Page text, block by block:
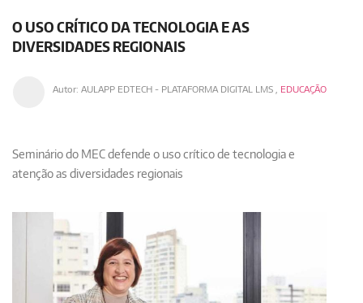
O USO CRÍTICO DA TECNOLOGIA E AS
DIVERSIDADES REGIONAIS
Autor: AULAPP EDTECH - PLATAFORMA DIGITAL LMS, EDUCAÇÃO
Seminário do MEC defende o uso crítico de tecnologia e
atenção as diversidades regionais